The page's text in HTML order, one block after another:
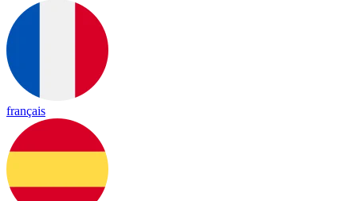
français